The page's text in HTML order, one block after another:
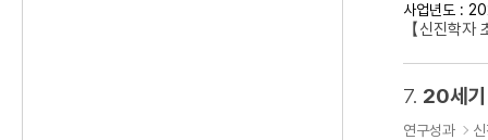
사업년도 :
【신진학
7. 20세기
연구성과